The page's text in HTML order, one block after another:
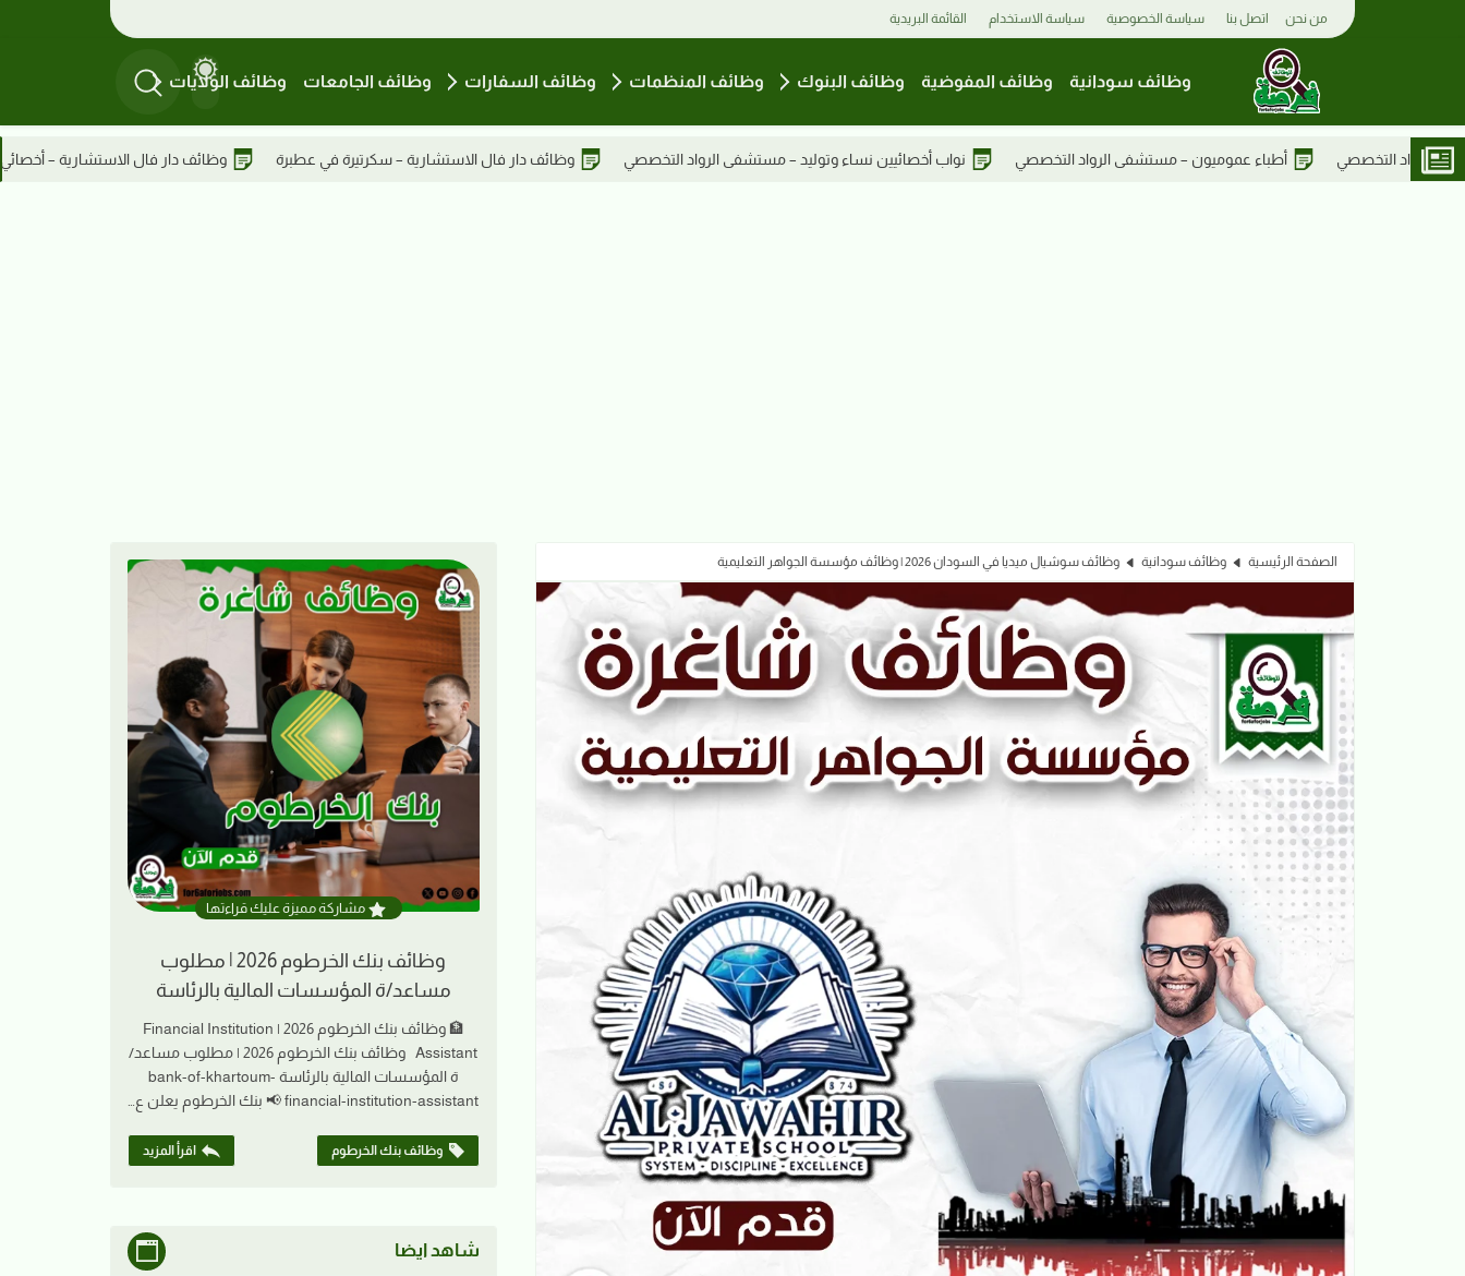
من نحن اتصل بنا سياسة الخصوصية سياسة الاستخدام القائمة البريدية
وظائف سودانية وظائف المفوضية وظائف البنوك وظائف المنظمات وظائف السفارات وظائف الجامعات وظائف الولايات
– مستشفى الرواد التخصصي نواب أخصائيين نساء وتوليد – مستشفى الرواد التخصصي وظائف دار فال الاستشارية – سكرتيرة في عطبرة وظائف دار فال الاستشارية – أخصائي مدني في عطبرة وظائف دار
الصفحة الرئيسية وظائف سودانية وظائف سوشيال ميديا في السودان 2026 | وظائف مؤسسة الجواهر التعليمية
مشاركة مميزة عليك قراءتها
وظائف بنك الخرطوم 2026 | مطلوب
مساعد/ة المؤسسات المالية بالرئاسة
🏦 وظائف بنك الخرطوم 2026 | Financial Institution
Assistant وظائف بنك الخرطوم 2026 | مطلوب مساعد/
ة المؤسسات المالية بالرئاسة bank-of-khartoum-
financial-institution-assistant 📢 بنك الخرطوم يعلن ع…
وظائف بنك الخرطوم اقرأ المزيد
شاهد ايضا